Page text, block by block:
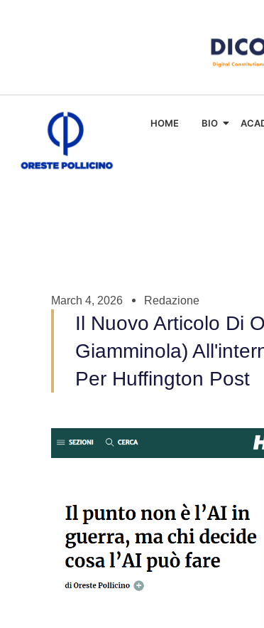
HOME BIO
March 4, 2026 Redazione
Il Nuovo Articolo Di
Giamminola)
Per Huffington Post